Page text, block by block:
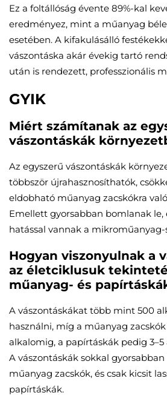
Ez a foltállóság évente 89%-kal
eredményez, mint a műanyag
esetében. A kifakulásálló
vászontáska akár évekig tartó
után is rendezett, professzionális
GYIK
Miért számítanak az
vászontáskák
Az egyszerű vászontáskák
többször újrahasznosíthatók,
eldobható műanyag zacskókra
Emellett gyorsabban bomlanak le,
hatással vannak a mikroműanyag-
Hogyan viszonyulnak a
az életciklusuk
műanyag- és
A vászontáskákat több mint 500
használni, míg a műanyag zacskók
alkalomig, a papírtáskák pedig
A vászontáskák sokkal
műanyag zacskók, és csak kicsit
papírtáskák.